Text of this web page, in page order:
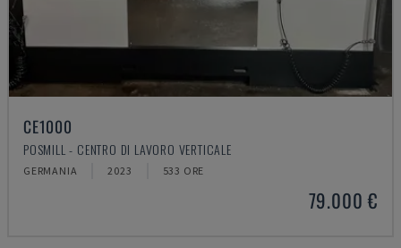
CE1000
POSMILL - CENTRO DI LAVORO VERTICALE
GERMANIA 2023 533 ORE
79.000 €